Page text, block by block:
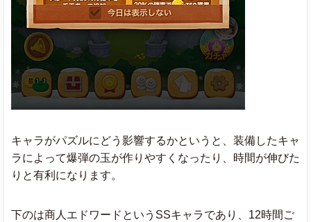
キャラがパズルにどう影響するかというと、装備したキャ
ラによって爆弾の玉が作りやすくなったり、時間が伸びた
りと有利になります。
下のは商人エドワードというSSキャラであり、12時間ご